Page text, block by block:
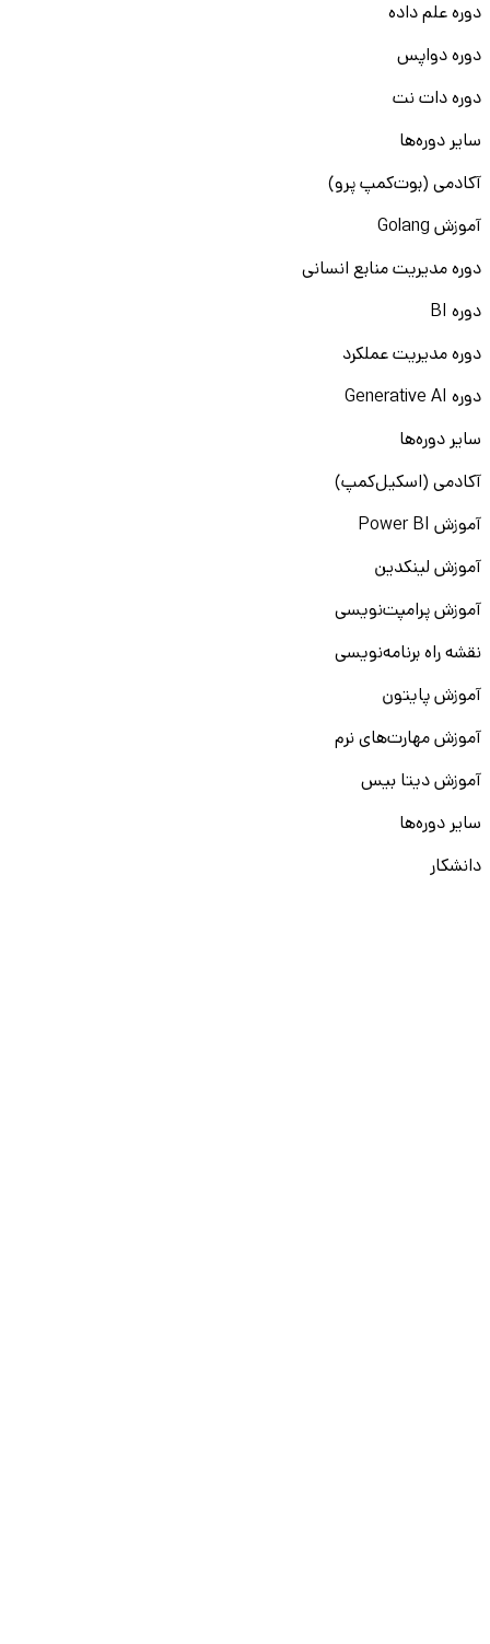
دوره علم داده
دوره دواپس
دوره دات نت
سایر دوره‌ها
آکادمی (بوت‌کمپ پرو)
آموزش Golang
دوره مدیریت منابع انسانی
دوره BI
دوره مدیریت عملکرد
دوره Generative AI
سایر دوره‌ها
آکادمی (اسکیل‌کمپ)
آموزش Power BI
آموزش لینکدین
آموزش پرامپت‌نویسی
نقشه راه برنامه‌نویسی
آموزش پایتون
آموزش مهارت‌های نرم
آموزش دیتا بیس
سایر دوره‌ها
دانشکار